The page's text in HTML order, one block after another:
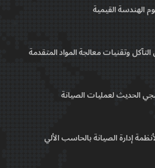
الهندسة القيمية
وتقنيات معالجة المواد المتقدمة
الحديث لعمليات الصيانة
إدارة الصيانة بالحاسب الألي